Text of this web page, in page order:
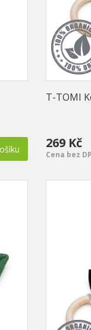
T-TOMI
269 Kč
Cena bez